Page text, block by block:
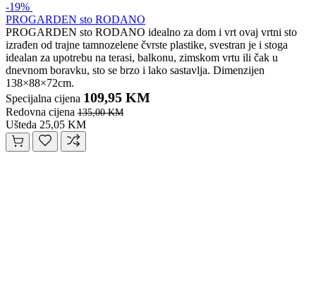
-19%
PROGARDEN sto RODANO
PROGARDEN sto RODANO idealno za dom i vrt ovaj vrtni sto
izrađen od trajne tamnozelene čvrste plastike, svestran je i stoga
idealan za upotrebu na terasi, balkonu, zimskom vrtu ili čak u
dnevnom boravku, sto se brzo i lako sastavlja. Dimenzijen
138×88×72cm.
Specijalna cijena 109,95 KM
Redovna cijena 135,00 KM
Ušteda 25,05 KM